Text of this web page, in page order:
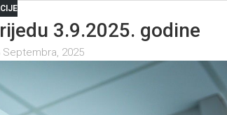
3.9.2025. godine
Septembra, 2025